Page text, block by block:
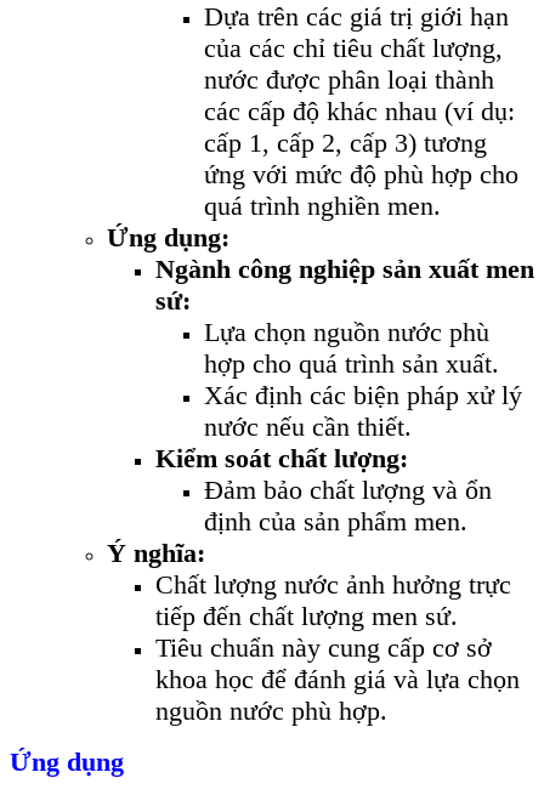
Dựa trên các giá trị giới hạn
của các chỉ tiêu chất lượng,
nước được phân loại thành
các cấp độ khác nhau (ví dụ:
cấp 1, cấp 2, cấp 3) tương
ứng với mức độ phù hợp cho
quá trình nghiền men.
Ứng dụng:
Ngành công nghiệp sản xuất men
sứ:
Lựa chọn nguồn nước phù
hợp cho quá trình sản xuất.
Xác định các biện pháp xử lý
nước nếu cần thiết.
Kiểm soát chất lượng:
Đảm bảo chất lượng và ổn
định của sản phẩm men.
Ý nghĩa:
Chất lượng nước ảnh hưởng trực
tiếp đến chất lượng men sứ.
Tiêu chuẩn này cung cấp cơ sở
khoa học để đánh giá và lựa chọn
nguồn nước phù hợp.
Ứng dụng